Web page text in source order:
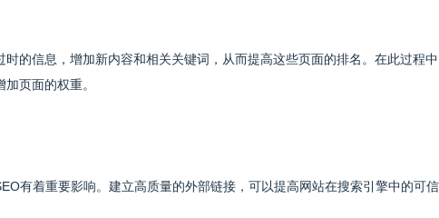
的信息，增加新内容和相关关键词，从而提高这些页面的排名。在此过程
页面的权重。
有着重要影响。建立高质量的外部链接，可以提高网站在搜索引擎中的可信